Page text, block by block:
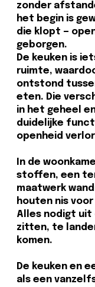
zonder
het begin is
die klopt —
geborgen.
De keuken is
ruimte,
ontstond
eten. Die
in het geheel
duidelijke
openheid
In de
stoffen, een
maatwerk
houten nis
Alles nodigt uit
zitten, te
komen.
De keuken en
als een